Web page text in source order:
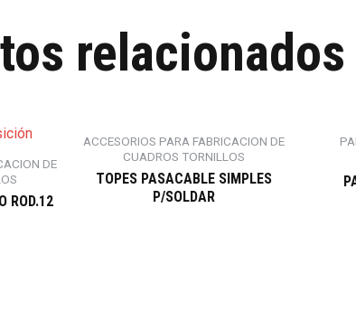
relacionados
DE
ROD.12
ACCESORIOS PARA FABRICACION DE
CUADROS TORNILLOS
TOPES PASACABLE SIMPLES
P/SOLDAR